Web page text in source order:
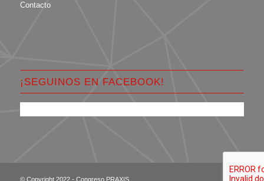
Contacto
¡SEGUINOS EN FACEBOOK!
© Copyright 2022 - Congreso PRAXIS